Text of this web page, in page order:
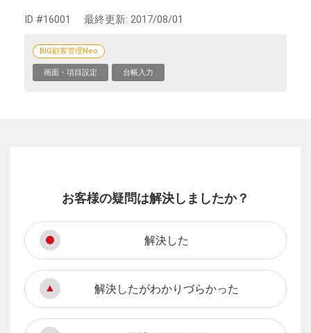
ID #16001 最終更新: 2017/08/01
BIG顧客管理Neo
画面・項目設定 台帳入力
お客様の疑問は解決しましたか？
解決した
解決したがわかりづらかった